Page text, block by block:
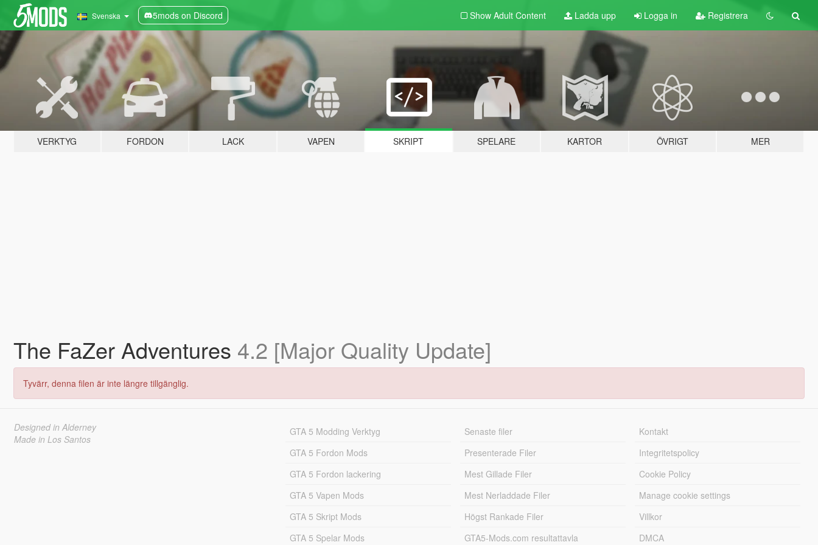
Svenska 5mods on Discord Show Adult Content Ladda upp Logga in Registrera
VERKTYG FORDON LACK VAPEN SKRIPT SPELARE KARTOR ÖVRIGT MER
The FaZer Adventures 4.2 [Major Quality Update]
Tyvärr, denna filen är inte längre tillgänglig.
Designed in Alderney
Made in Los Santos
GTA 5 Modding Verktyg
GTA 5 Fordon Mods
GTA 5 Fordon lackering
GTA 5 Vapen Mods
GTA 5 Skript Mods
GTA 5 Spelar Mods
Senaste filer
Presenterade Filer
Mest Gillade Filer
Mest Nerladdade Filer
Högst Rankade Filer
GTA5-Mods.com resultattavla
Kontakt
Integritetspolicy
Cookie Policy
Manage cookie settings
Villkor
DMCA